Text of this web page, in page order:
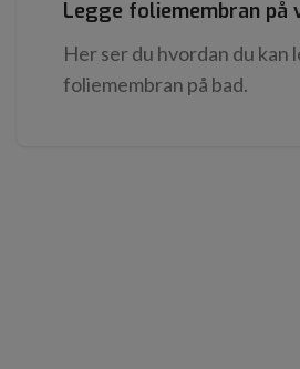
Legge foliemembran på
Her ser du hvordan du kan
foliemembran på bad.